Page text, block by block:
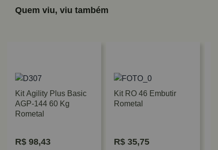
Quem viu, viu também
Kit Agility Plus Basic
AGP-144 60 Kg
Rometal
R$ 98,43
Kit RO 46 Embutir
Rometal
R$ 35,75